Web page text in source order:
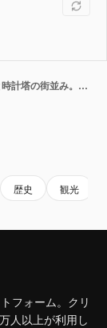
フランス、トゥールのサン・マルタン大聖堂と時計塔の街並み。空撮ドローン後方映像。
歴史 観光
フォーム。クリ
人以上が利用し